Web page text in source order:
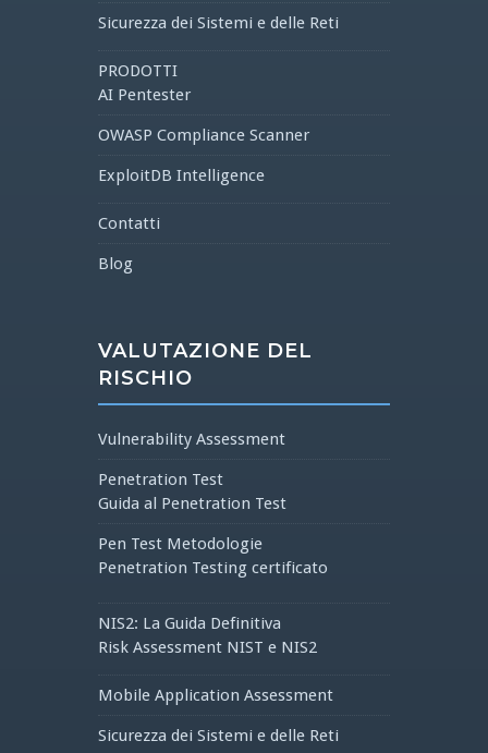
Sicurezza dei Sistemi e delle Reti
PRODOTTI
AI Pentester
OWASP Compliance Scanner
ExploitDB Intelligence
Contatti
Blog
VALUTAZIONE DEL
RISCHIO
Vulnerability Assessment
Penetration Test
Guida al Penetration Test
Pen Test Metodologie
Penetration Testing certificato
NIS2: La Guida Definitiva
Risk Assessment NIST e NIS2
Mobile Application Assessment
Sicurezza dei Sistemi e delle Reti